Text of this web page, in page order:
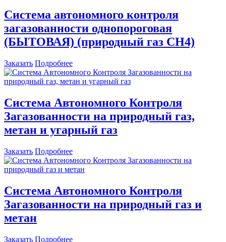
Система автономного контроля
загазованности однопороговая
(БЫТОВАЯ) (природный газ СН4)
Заказать Подробнее
Система Автономного Контроля
Загазованности на природный газ,
метан и угарный газ
Заказать Подробнее
Система Автономного Контроля
Загазованности на природный газ и
метан
Заказать Подробнее